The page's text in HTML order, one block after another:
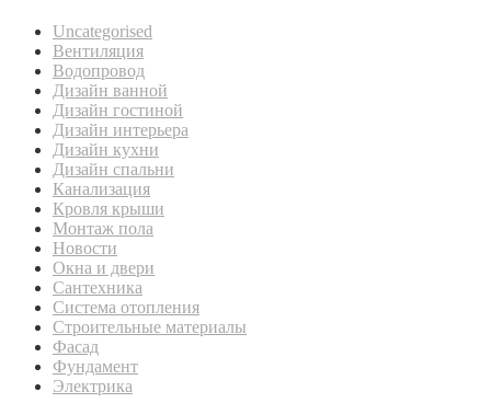
Uncategorised
Вентиляция
Водопровод
Дизайн ванной
Дизайн гостиной
Дизайн интерьера
Дизайн кухни
Дизайн спальни
Канализация
Кровля крыши
Монтаж пола
Новости
Окна и двери
Сантехника
Система отопления
Строительные материалы
Фасад
Фундамент
Электрика